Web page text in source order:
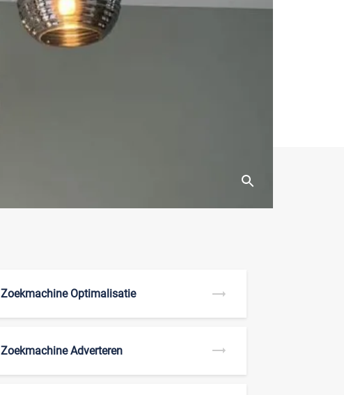
Zoekmachine Optimalisatie
Zoekmachine Adverteren